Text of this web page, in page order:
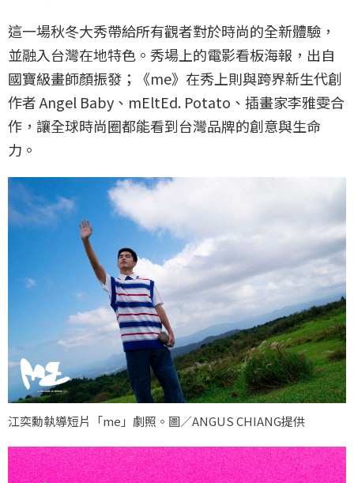
這一場秋冬大秀帶給所有觀者對於時尚的全新體驗，
並融入台灣在地特色。秀場上的電影看板海報，出自
國寶級畫師顏振發；《me》在秀上則與跨界新生代創
作者 Angel Baby、mEltEd. Potato、插畫家李雅雯合
作，讓全球時尚圈都能看到台灣品牌的創意與生命
力。
江奕勳執導短片「me」劇照。圖／ANGUS CHIANG提供